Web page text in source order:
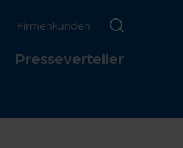
Firmenkunden
Presseverteiler